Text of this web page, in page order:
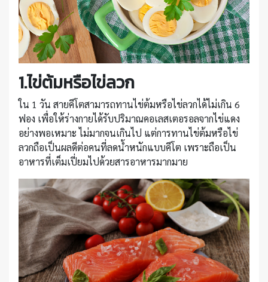
1.ไข่ต้มหรือไข่ลวก
ใน 1 วัน สายคีโตสามารถทานไข่ต้มหรือไข่ลวกได้ไม่เกิน 6
ฟอง เพื่อให้ร่างกายได้รับปริมาณคอเลสเตอรอลจากไข่แดง
อย่างพอเหมาะ ไม่มากจนเกินไป แต่การทานไข่ต้มหรือไข่
ลวกถือเป็นผลดีต่อคนที่ลดน้ำหนักแบบคีโต เพราะถือเป็น
อาหารที่เต็มเปี่ยมไปด้วยสารอาหารมากมาย